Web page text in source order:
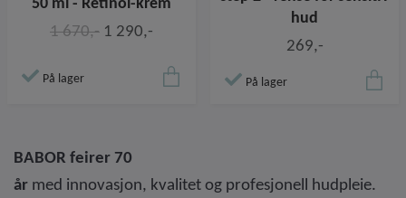
50 ml - Retinol-krem
1 670,- 1 290,-
På lager
hud
269,-
På lager
BABOR feirer 70
år med innovasjon, kvalitet og profesjonell hudpleie.